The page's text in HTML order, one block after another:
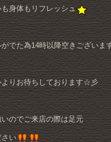
身体もリフレッシュ
でた為14時以降空きございま
よりお待ちしております☆彡
のでご来店の際は足元
さい